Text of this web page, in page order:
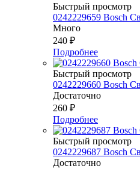
Быстрый просмотр
0242229659 Bosch
Много
240 ₽
Подробнее
Быстрый просмотр
0242229660 Bosch
Достаточно
260 ₽
Подробнее
Быстрый просмотр
0242229687 Bosch
Достаточно